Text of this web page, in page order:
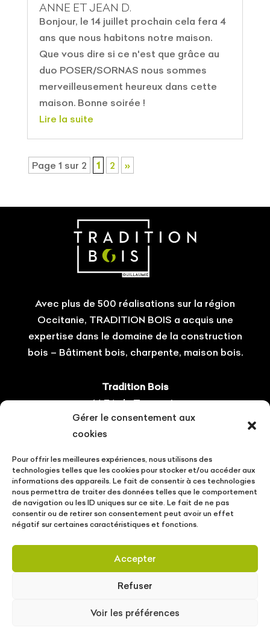
Gérer le consentement aux
cookies
Pour offrir les meilleures expériences, nous utilisons des
technologies telles que les cookies pour stocker et/ou accéder aux
informations des appareils. Le fait de consentir à ces technologies
nous permettra de traiter des données telles que le comportement
de navigation ou les ID uniques sur ce site. Le fait de ne pas
consentir ou de retirer son consentement peut avoir un effet
négatif sur certaines caractéristiques et fonctions.
Accepter
Refuser
Voir les préférences
ANNE ET JEAN D.
Bonjour, le 14 juillet prochain cela fera 4
ans que nous habitons notre maison.
Que vous dire si ce n'est que grâce au
duo POSER/SORNAS nous sommes
merveilleusement heureux dans cette
maison. Bonne soirée !
Lire la suite
Page 1 sur 2 1 2 »
Avec plus de 500 réalisations sur la région
Occitanie, TRADITION BOIS a acquis une
expertise dans le domaine de la construction
bois – Bâtiment bois, charpente, maison bois.
Tradition Bois
14 ZA du Tourneris
31470 Bonrepos-sur-Aussonnelle
Tel : 05.61.08.60.54
Suivez-nous !
MENTIONS LÉGALES
Tradition Bois © Copyright